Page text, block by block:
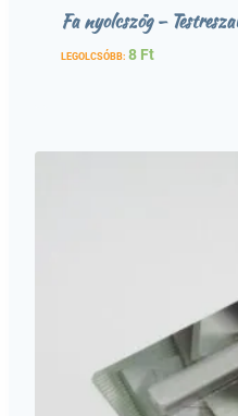
Fa nyolcszög –
LEGOLCSÓBB: 8 Ft